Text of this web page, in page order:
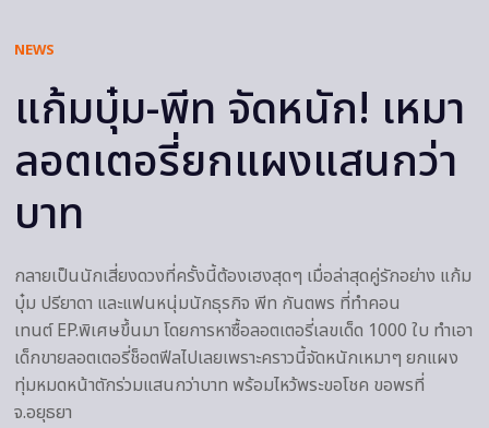
NEWS
แก้มบุ๋ม-พีท จัดหนัก! เหมา
ลอตเตอรี่ยกแผงแสนกว่า
บาท
กลายเป็นนักเสี่ยงดวงที่ครั้งนี้ต้องเฮงสุดๆ เมื่อล่าสุดคู่รักอย่าง แก้ม
บุ๋ม ปรียาดา และแฟนหนุ่มนักธุรกิจ พีท กันตพร ที่ทำคอน
เทนต์ EP.พิเศษขึ้นมา โดยการหาซื้อลอตเตอรี่เลขเด็ด 1000 ใบ ทำเอา
เด็กขายลอตเตอรี่ช็อตฟีลไปเลยเพราะคราวนี้จัดหนักเหมาๆ ยกแผง
ทุ่มหมดหน้าตักร่วมแสนกว่าบาท พร้อมไหว้พระขอโชค ขอพรที่
จ.อยุธยา